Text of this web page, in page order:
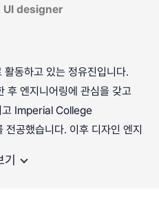
UI designer
동하고 있는 정유진입니다.
후 엔지니어링에 관심을 갖고
Imperial College
공했습니다. 이후 디자인 엔지